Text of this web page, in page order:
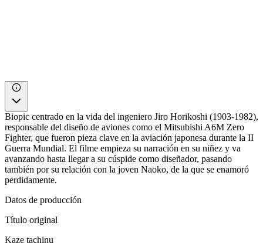
Biopic centrado en la vida del ingeniero Jiro Horikoshi (1903-1982),
responsable del diseño de aviones como el Mitsubishi A6M Zero
Fighter, que fueron pieza clave en la aviación japonesa durante la II
Guerra Mundial. El filme empieza su narración en su niñez y va
avanzando hasta llegar a su cúspide como diseñador, pasando
también por su relación con la joven Naoko, de la que se enamoró
perdidamente.
Datos de producción
Título original
Kaze tachinu